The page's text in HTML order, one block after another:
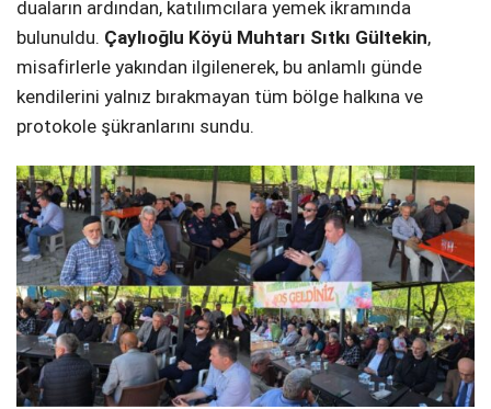
duaların ardından, katılımcılara yemek ikramında
bulunuldu. Çaylıoğlu Köyü Muhtarı Sıtkı Gültekin,
misafirlerle yakından ilgilenerek, bu anlamlı günde
kendilerini yalnız bırakmayan tüm bölge halkına ve
protokole şükranlarını sundu.